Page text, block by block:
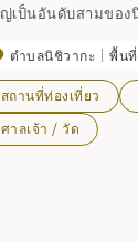
เป็นอันดับสามของ
ประเทศก็ยังมารวม
วณนี้ดูเคร่งขรึม แต่
ไปช้าๆ ขั้นบันไดหิน
ด 2,300 ตร.ม. ซึ่ง
ตำบลนิชิวากะ พื้น
สถานที่ท่องเที่ยว
ศาลเจ้า / วัด